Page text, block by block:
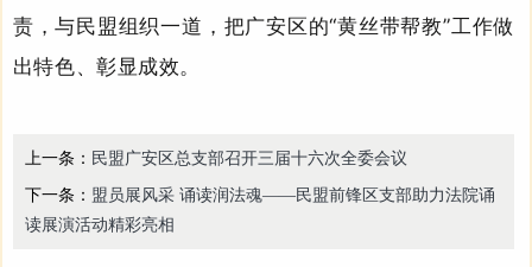
责，与民盟组织一道，把广安区的“黄丝带帮教”工作做
出特色、彰显成效。
上一条： 民盟广安区总支部召开三届十六次全委会议
下一条： 盟员展风采 诵读润法魂——民盟前锋区支部助力法院诵
读展演活动精彩亮相